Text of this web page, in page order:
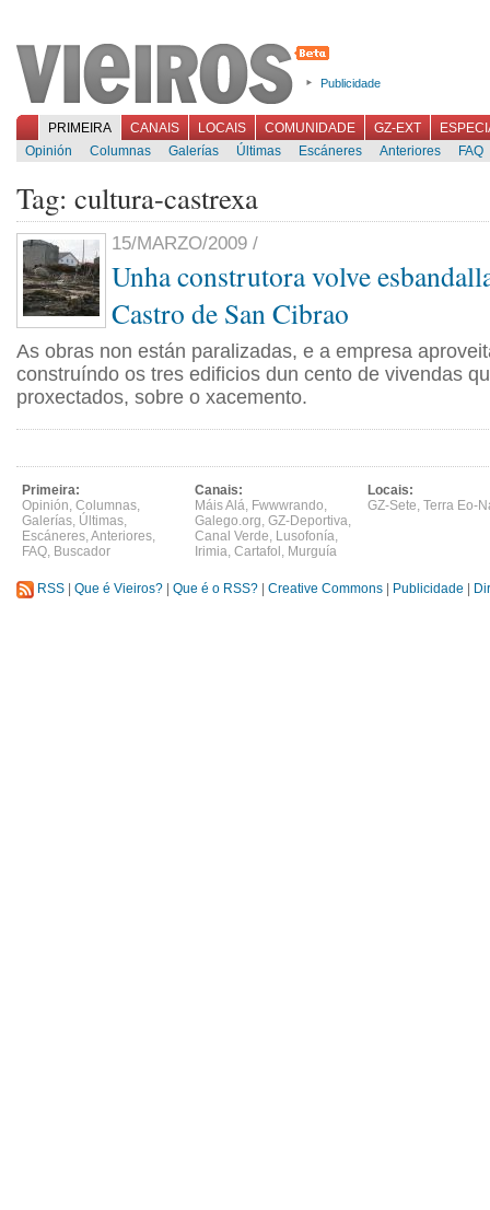
Publicidade
PRIMEIRA CANAIS LOCAIS COMUNIDADE GZ-EXT
Opinión
Columnas Galerías Últimas Escáneres Anteriores FAQ
Tag: cultura-castrexa
15/MARZO/2009 /
Unha construtora volve
Castro de San Cibrao
As obras non están paralizadas, e a empresa
construíndo os tres edificios dun cento de vivendas
proxectados, sobre o xacemento.
Primeira:
Opinión, Columnas,
Galerías, Últimas,
Escáneres,Anteriores,
FAQ, Buscador
Canais:
Máis Alá, Fwwwrando,
Galego.org, GZ-Deportiva,
Canal Verde, Lusofonía,
Irimia, Cartafol , Murguía
Locais:
GZ-Sete, Terra Eo-
RSS Que é Vieiros? Que é o RSS? Creative Commons Publicidade